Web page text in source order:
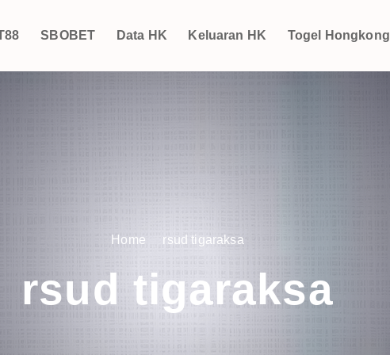
SBOBET Data HK Keluaran HK Togel Hongkong
Home rsud tigaraksa
rsud tigaraksa